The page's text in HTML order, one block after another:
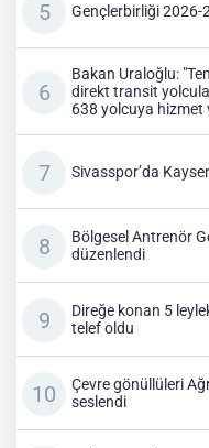
Gençlerbirliği 2026-
Bakan Uraloğlu:
direkt transit
638 yolcuya hizmet
Sivasspor’da
Bölgesel Antrenör
düzenlendi
Direğe konan 5
telef oldu
Çevre gönüllüleri
seslendi